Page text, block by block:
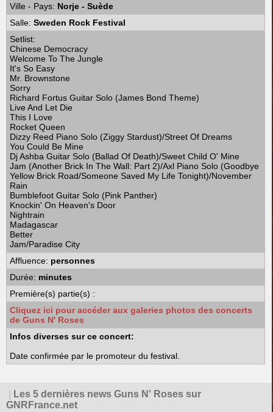
Ville - Pays: Norje - Suède
Salle:Sweden Rock Festival
Setlist:
Chinese Democracy
Welcome To The Jungle
It's So Easy
Mr. Brownstone
Sorry
Richard Fortus Guitar Solo (James Bond Theme)
Live And Let Die
This I Love
Rocket Queen
Dizzy Reed Piano Solo (Ziggy Stardust)/Street Of Dreams
You Could Be Mine
Dj Ashba Guitar Solo (Ballad Of Death)/Sweet Child O' Mine
Jam (Another Brick In The Wall: Part 2)/Axl Piano Solo (Goodbye
Yellow Brick Road/Someone Saved My Life Tonight)/November
Rain
Bumblefoot Guitar Solo (Pink Panther)
Knockin' On Heaven's Door
Nightrain
Madagascar
Better
Jam/Paradise City
Affluence: personnes
Durée: minutes
Première(s) partie(s) :
Cliquez ici pour accéder aux galeries photos des concerts
de Guns N' Roses
Infos diverses sur ce concert:
Date confirmée par le promoteur du festival.
Les 5 dernières news Guns N' Roses sur
GNRFrance.net